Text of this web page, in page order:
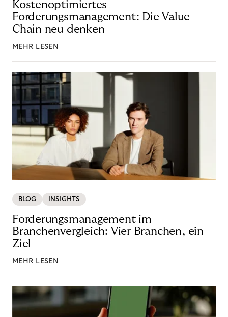
Kostenoptimiertes
Forderungsmanagement: Die Value
Chain neu denken
MEHR LESEN
BLOG INSIGHTS
Forderungsmanagement im
Branchenvergleich: Vier Branchen, ein
Ziel
MEHR LESEN